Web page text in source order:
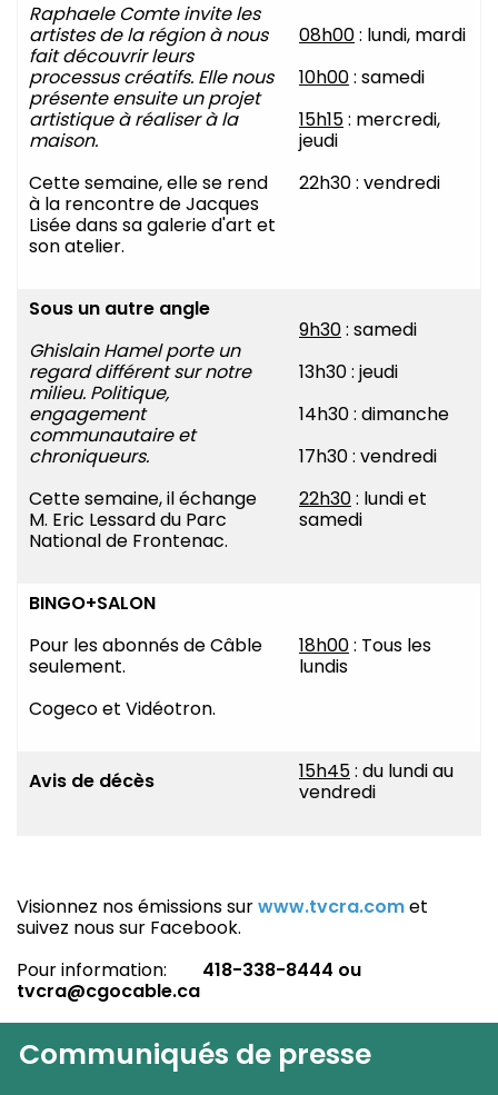
Raphaele Comte invite les
artistes de la région ànous
fait découvrir leurs
processus créatifs. Elle nous
présente ensuite un projet
artistique à réaliser à la
maison.
Cette semaine, elle se rend
à la rencontre de Jacques
Lisée dans sa galerie d'art et
son atelier.
08h00: lundi, mardi
10h00: samedi
15h15: mercredi,
jeudi
22h30 : vendredi
Sous un autre angle
Ghislain Hamel porte un
regard différent sur notre
milieu. Politique,
engagement
communautaire et
chroniqueurs.
Cette semaine, il échange
M. Eric Lessard du Parc
National de Frontenac.
9h30: samedi
13h30 : jeudi
14h30 : dimanche
17h30 : vendredi
22h30: lundi et
samedi
BINGO+SALON
Pour les abonnés de Câble
seulement.
Cogeco et Vidéotron.
18h00: Tous les
lundis
Avis de décès 15h45: du lundi au
vendredi
Visionnez nos émissions surwww.tvcra.comet
suivez nous sur Facebook.
Pour information: 418-338-8444 ou
tvcra@cgocable.ca
Communiqués de presse